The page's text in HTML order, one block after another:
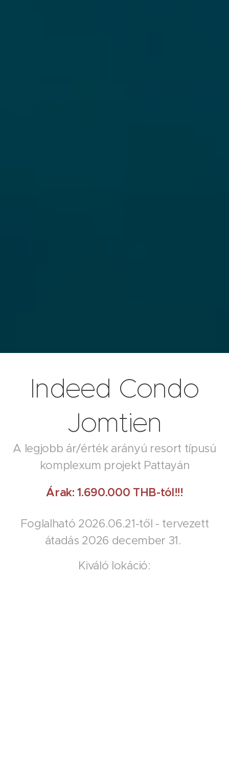
Indeed Condo
Jomtien
A legjobb ár/érték arányú resort típusú
komplexum projekt Pattayán
Árak: 1.690.000 THB-tól!!!
Foglalható 2026.06.21-től - tervezett
átadás 2026 december 31.
Kiváló lokáció: